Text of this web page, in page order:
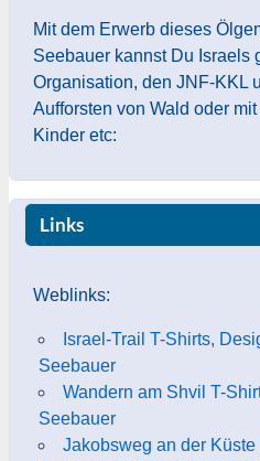
Mit dem Erwerb dieses
Seebauer kannst Du Israels
Organisation, den JNF-KKL
Aufforsten von Wald oder
Kinder etc:
Links
Weblinks:
Israel-Trail T-Shirts,
Seebauer
Wandern am Shvil T-
Seebauer
Jakobsweg an der